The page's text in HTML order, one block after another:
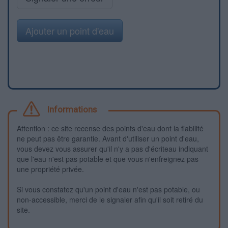
Ajouter un point d'eau
Informations
Attention : ce site recense des points d'eau dont la fiabilité
ne peut pas être garantie. Avant d'utiliser un point d'eau,
vous devez vous assurer qu'il n'y a pas d'écriteau indiquant
que l'eau n'est pas potable et que vous n'enfreignez pas
une propriété privée.
Si vous constatez qu'un point d'eau n'est pas potable, ou
non-accessible, merci de le signaler afin qu'il soit retiré du
site.